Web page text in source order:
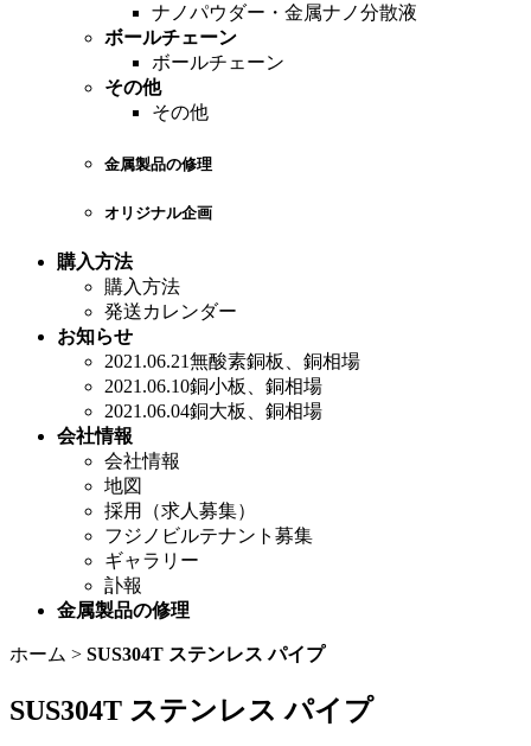
ナノパウダー・金属ナノ分散液
ボールチェーン
ボールチェーン
その他
その他
金属製品の修理
オリジナル企画
購入方法
購入方法
発送カレンダー
お知らせ
2021.06.21無酸素銅板、銅相場
2021.06.10銅小板、銅相場
2021.06.04銅大板、銅相場
会社情報
会社情報
地図
採用（求人募集）
フジノビルテナント募集
ギャラリー
訃報
金属製品の修理
ホーム > SUS304T ステンレス パイプ
SUS304T ステンレス パイプ